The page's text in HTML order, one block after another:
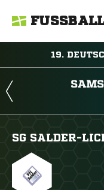
19.
SG SALDER-